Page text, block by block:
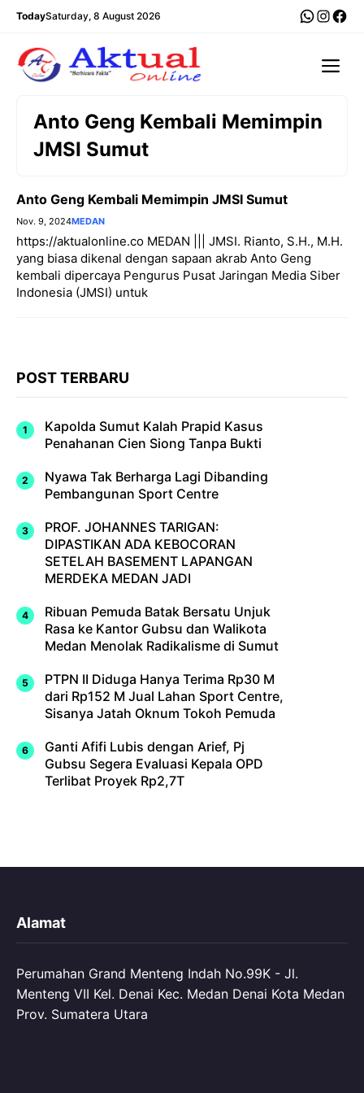
Langsung
TodaySaturday, 8 August 2026
Anto Geng Kembali Memimpin
JMSI Sumut
Anto Geng Kembali Memimpin JMSI Sumut
Nov. 9, 2024MEDAN
https://aktualonline.co MEDAN ||| JMSI. Rianto, S.H., M.H.
yang biasa dikenal dengan sapaan akrab Anto Geng
kembali dipercaya Pengurus Pusat Jaringan Media Siber
Indonesia (JMSI) untuk
POST TERBARU
Kapolda Sumut Kalah Prapid Kasus
Penahanan Cien Siong Tanpa Bukti
Nyawa Tak Berharga Lagi Dibanding
Pembangunan Sport Centre
PROF. JOHANNES TARIGAN:
DIPASTIKAN ADA KEBOCORAN
SETELAH BASEMENT LAPANGAN
MERDEKA MEDAN JADI
Ribuan Pemuda Batak Bersatu Unjuk
Rasa ke Kantor Gubsu dan Walikota
Medan Menolak Radikalisme di Sumut
PTPN II Diduga Hanya Terima Rp30 M
dari Rp152 M Jual Lahan Sport Centre,
Sisanya Jatah Oknum Tokoh Pemuda
Ganti Afifi Lubis dengan Arief, Pj
Gubsu Segera Evaluasi Kepala OPD
Terlibat Proyek Rp2,7T
Alamat
Perumahan Grand Menteng Indah No.99K - Jl.
Menteng VII Kel. Denai Kec. Medan Denai Kota Medan
Prov. Sumatera Utara